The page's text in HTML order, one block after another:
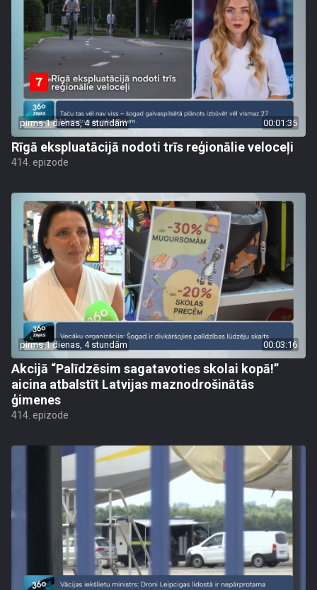
pirms 1 dienas, 4 stundām 00:01:35
Rīgā ekspluatācijā nodoti trīs reģionālie veloceļi
414. epizode
pirms 1 dienas, 4 stundām 00:03:16
Akcijā “Palīdzēsim sagatavoties skolai kopā!”
aicina atbalstīt Latvijas maznodrošinātās
ģimenes
414. epizode